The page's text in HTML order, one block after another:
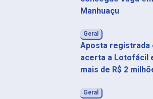
Manhuaçu
Geral
Aposta registrada
acerta a Lotofácil
mais de R$ 2
Geral